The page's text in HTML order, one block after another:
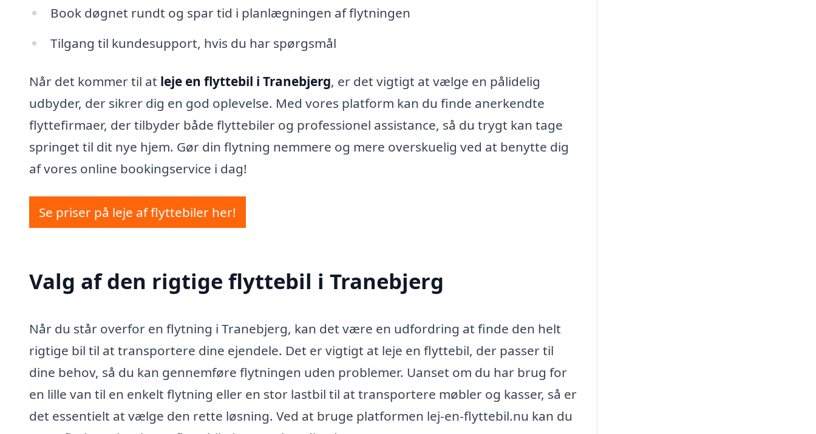
Book døgnet rundt og spar tid i planlægningen af flytningen
Tilgang til kundesupport, hvis du har spørgsmål
Når det kommer til at leje en flyttebil i Tranebjerg, er det vigtigt at vælge en pålidelig
udbyder, der sikrer dig en god oplevelse. Med vores platform kan du finde anerkendte
flyttefirmaer, der tilbyder både flyttebiler og professionel assistance, så du trygt kan tage
springet til dit nye hjem. Gør din flytning nemmere og mere overskuelig ved at benytte dig
af vores online bookingservice i dag!
Se priser på leje af flyttebiler her!
Valg af den rigtige flyttebil i Tranebjerg
Når du står overfor en flytning i Tranebjerg, kan det være en udfordring at finde den helt
rigtige bil til at transportere dine ejendele. Det er vigtigt at leje en flyttebil, der passer til
dine behov, så du kan gennemføre flytningen uden problemer. Uanset om du har brug for
en lille van til en enkelt flytning eller en stor lastbil til at transportere møbler og kasser, så er
det essentielt at vælge den rette løsning. Ved at bruge platformen lej-en-flyttebil.nu kan du